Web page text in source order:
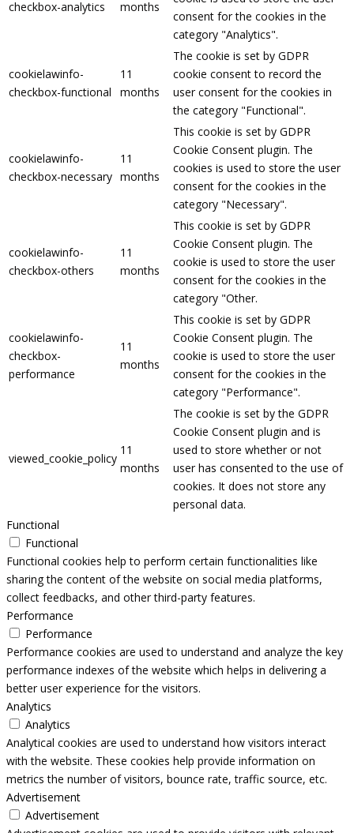
checkbox-analytics months
consent for the cookies in the
category "Analytics".
cookielawinfo-
checkbox-functional
11
months
The cookie is set by GDPR
cookie consent to record the
user consent for the cookies in
the category "Functional".
cookielawinfo-
checkbox-necessary
11
months
This cookie is set by GDPR
Cookie Consent plugin. The
cookies is used to store the user
consent for the cookies in the
category "Necessary".
cookielawinfo-
checkbox-others
11
months
This cookie is set by GDPR
Cookie Consent plugin. The
cookie is used to store the user
consent for the cookies in the
category "Other.
cookielawinfo-
checkbox-
performance
11
months
This cookie is set by GDPR
Cookie Consent plugin. The
cookie is used to store the user
consent for the cookies in the
category "Performance".
viewed_cookie_policy
11
months
The cookie is set by the GDPR
Cookie Consent plugin and is
used to store whether or not
user has consented to the use of
cookies. It does not store any
personal data.
Functional
Functional
Functional cookies help to perform certain functionalities like
sharing the content of the website on social media platforms,
collect feedbacks, and other third-party features.
Performance
Performance
Performance cookies are used to understand and analyze the key
performance indexes of the website which helps in delivering a
better user experience for the visitors.
Analytics
Analytics
Analytical cookies are used to understand how visitors interact
with the website. These cookies help provide information on
metrics the number of visitors, bounce rate, traffic source, etc.
Advertisement
Advertisement